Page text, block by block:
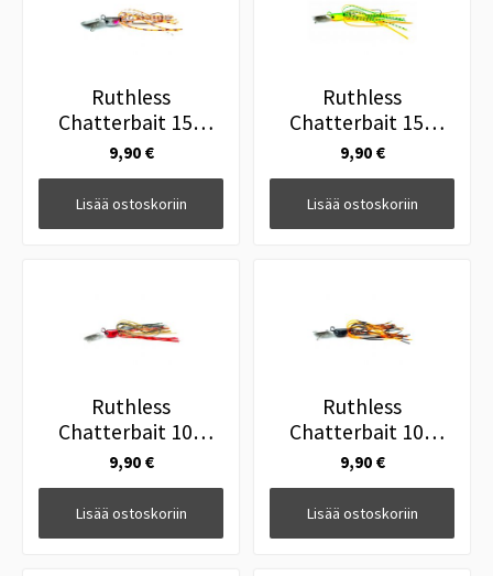
Ruthless
Chatterbait 15g
Silver
9,90 €
Lisää ostoskoriin
Ruthless
Chatterbait 15g
Firetiger
9,90 €
Lisää ostoskoriin
Ruthless
Chatterbait 10g
Pumu
9,90 €
Lisää ostoskoriin
Ruthless
Chatterbait 10g
Black
9,90 €
Lisää ostoskoriin